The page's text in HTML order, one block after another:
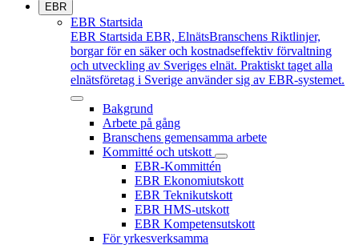
EBR
EBR Startsida
EBR Startsida EBR, ElnätsBranschens Riktlinjer,
borgar för en säker och kostnadseffektiv förvaltning
och utveckling av Sveriges elnät. Praktiskt taget alla
elnätsföretag i Sverige använder sig av EBR-systemet.
Bakgrund
Arbete på gång
Branschens gemensamma arbete
Kommitté och utskott
EBR-Kommittén
EBR Ekonomiutskott
EBR Teknikutskott
EBR HMS-utskott
EBR Kompetensutskott
För yrkesverksamma